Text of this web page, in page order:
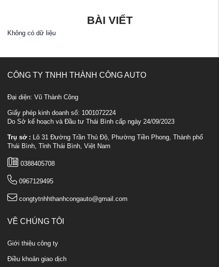
BÀI VIẾT
Không có dữ liệu
CÔNG TY TNHH THÀNH CÔNG AUTO
Đại diện: Vũ Thành Công
Giấy phép kinh doanh số: 1001072224
Do Sở kế hoạch và Đầu tư Thái Bình cấp ngày 24/09/2023
Trụ sở : Lô 31 Đường Trần Thủ Độ, Phường Tiền Phong, Thành phố
Thái Bình, Tỉnh Thái Bình, Việt Nam
0388405708
0967129495
congtytnhhthanhcongauto@gmail.com
VỀ CHÚNG TÔI
Giới thiệu công ty
Điều khoản giao dịch